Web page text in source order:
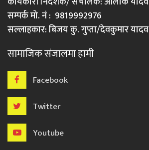
सम्पर्क मो. नं : 9819992976
सल्लाहकार: बिजय कु. गुप्ता/देवकुमार यादव
सामाजिक संजालमा हामी
Facebook
Twitter
Youtube